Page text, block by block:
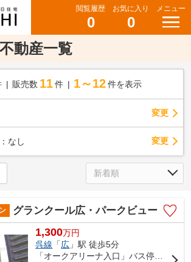
閲覧履歴
0
お気に入り
0
メニュー
動産一覧
販売数 11 件 1～12 件を表示
変更
なし 変更
グランクール広・パークビュー
1,300万円
呉線 「広 」駅 徒歩5分
「オークアリーナ入口」バス停下車 徒歩2分